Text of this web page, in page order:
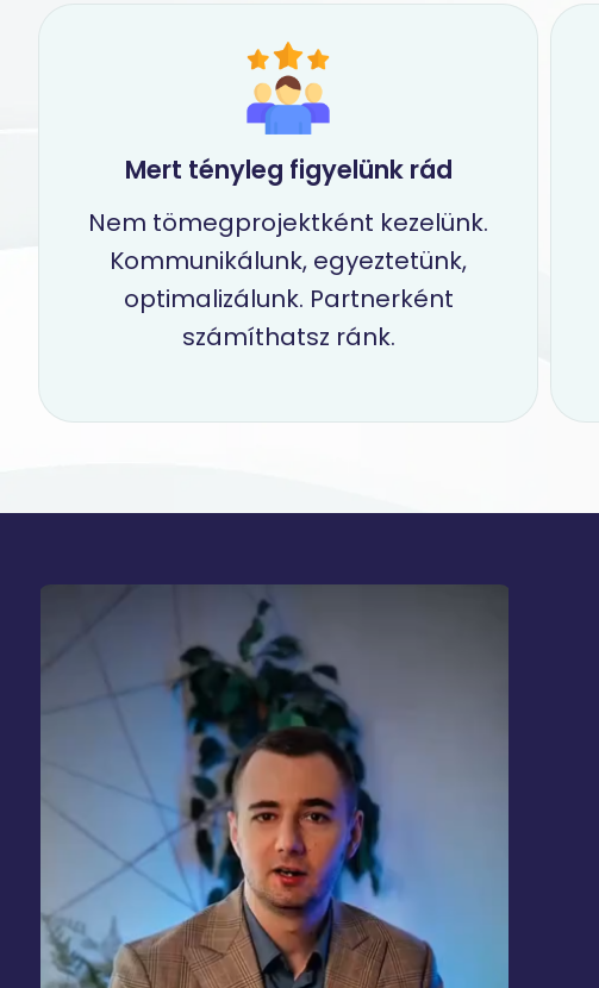
Mert tényleg figyelünk rád
Nem tömegprojektként kezelünk.
Kommunikálunk, egyeztetünk,
optimalizálunk. Partnerként
számíthatsz ránk.